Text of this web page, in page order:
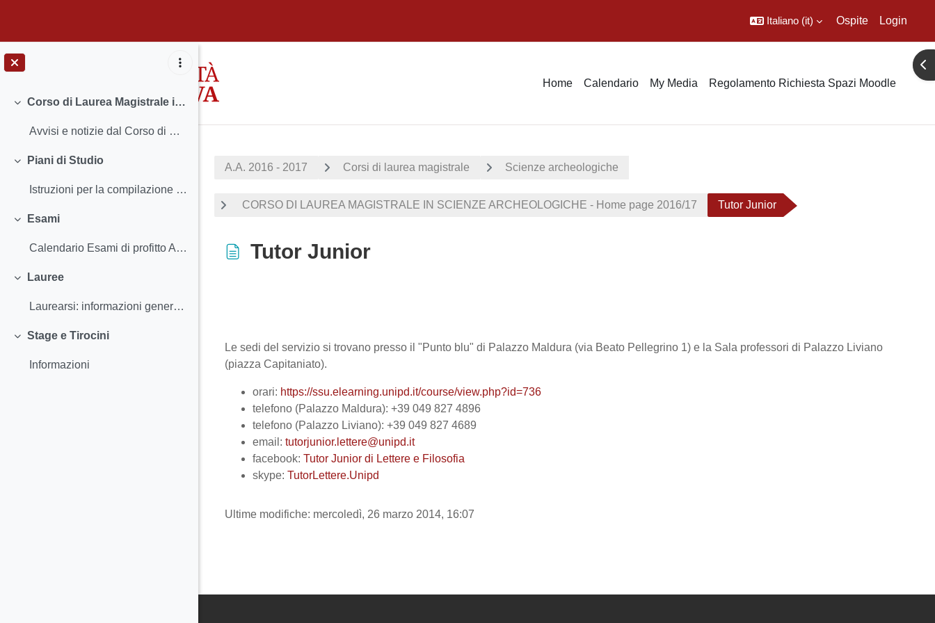
Italiano ‎(it)‎ Ospite Login
Home Calendario My Media Regolamento Richiesta Spazi Moodle
Minimizza
Corso di Laurea Magistrale in Scienze Archeologiche
Avvisi e notizie dal Corso di Studio Insegnamenti...
Minimizza
Piani di Studio
Istruzioni per la compilazione e scadenze
Minimizza
Esami
Calendario Esami di profitto Attività PraticheSum...
Minimizza
Lauree
Laurearsi: informazioni generali Frontespizio e c...
Minimizza
Stage e Tirocini
Informazioni
A.A. 2016 - 2017 Corsi di laurea magistrale Scienze archeologiche
CORSO DI LAUREA MAGISTRALE IN SCIENZE ARCHEOLOGICHE - Home page 2016/17 Tutor Junior
Tutor Junior
Le sedi del servizio si trovano presso il "Punto blu" di Palazzo Maldura (via Beato Pellegrino 1) e la Sala professori di Palazzo Liviano
(piazza Capitaniato).
orari: https://ssu.elearning.unipd.it/course/view.php?id=736
telefono (Palazzo Maldura): +39 049 827 4896
telefono (Palazzo Liviano): +39 049 827 4689
email: tutorjunior.lettere@unipd.it
facebook: Tutor Junior di Lettere e Filosofia
skype: TutorLettere.Unipd
Ultime modifiche: mercoledì, 26 marzo 2014, 16:07